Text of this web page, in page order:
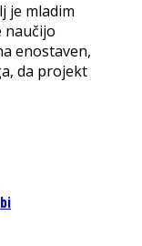
je mladim
naučijo
enostaven,
da projekt